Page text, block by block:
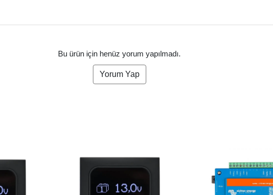
Bu ürün için henüz yorum yapılmadı.
Yorum Yap